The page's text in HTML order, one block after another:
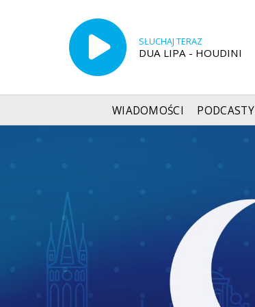
SŁUCHAJ TERAZ
DUA LIPA - HOUDINI
WIADOMOŚCI PODCASTY